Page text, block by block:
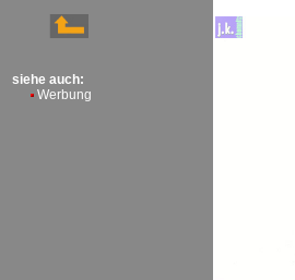
siehe auch:
Werbung